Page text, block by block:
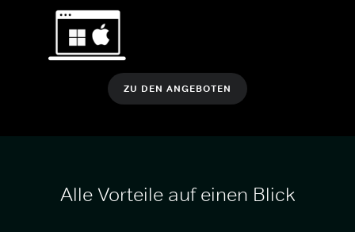
ZU DEN ANGEBOTEN
Alle Vorteile auf einen Blick